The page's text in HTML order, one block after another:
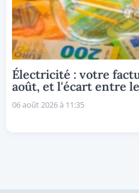
Électricité : votre
août, et l'écart entre
06 août 2026 à 11:35